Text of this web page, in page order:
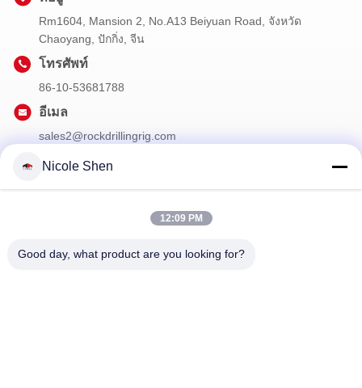
Rm1604, Mansion 2, No.A13 Beiyuan Road, จังหวัด
Chaoyang, ปักกิ่ง, จีน
โทรศัพท์
86-10-53681788
อีเมล
sales2@rockdrillingrig.com
สมัครสมาชิกข่าวสารของเรา เพื่อรับส่วนลดและอื่นๆ
Nicole Shen
12:09 PM
Good day, what product are you looking for?